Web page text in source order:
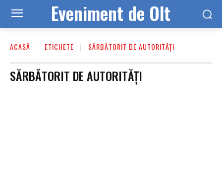
Eveniment de Olt
ACASĂ ETICHETE SĂRBĂTORIT DE AUTORITĂȚI
SĂRBĂTORIT DE AUTORITĂȚI